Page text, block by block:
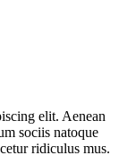
elit. Aenean
sociis natoque
ridiculus mus.